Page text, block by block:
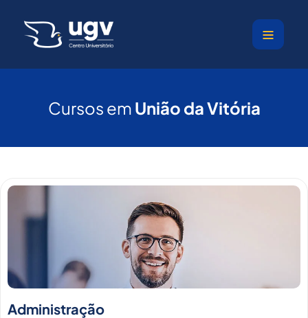
Cursos em União da Vitória
Administração